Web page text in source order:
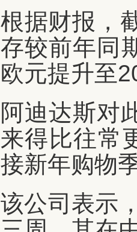
根据财报，
存较前年同
欧元提升至
阿迪达斯对
来得比往常
接新年购物
该公司表示